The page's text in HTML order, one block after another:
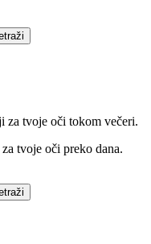
za tvoje oči tokom večeri.
tvoje oči preko dana.